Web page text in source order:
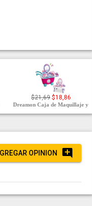
$21,69 $18,86
Dreamon Caja de Maquillaje y
OPINION